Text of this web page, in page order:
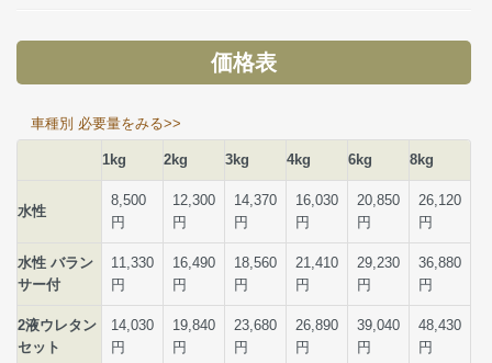
価格表
車種別 必要量をみる>>